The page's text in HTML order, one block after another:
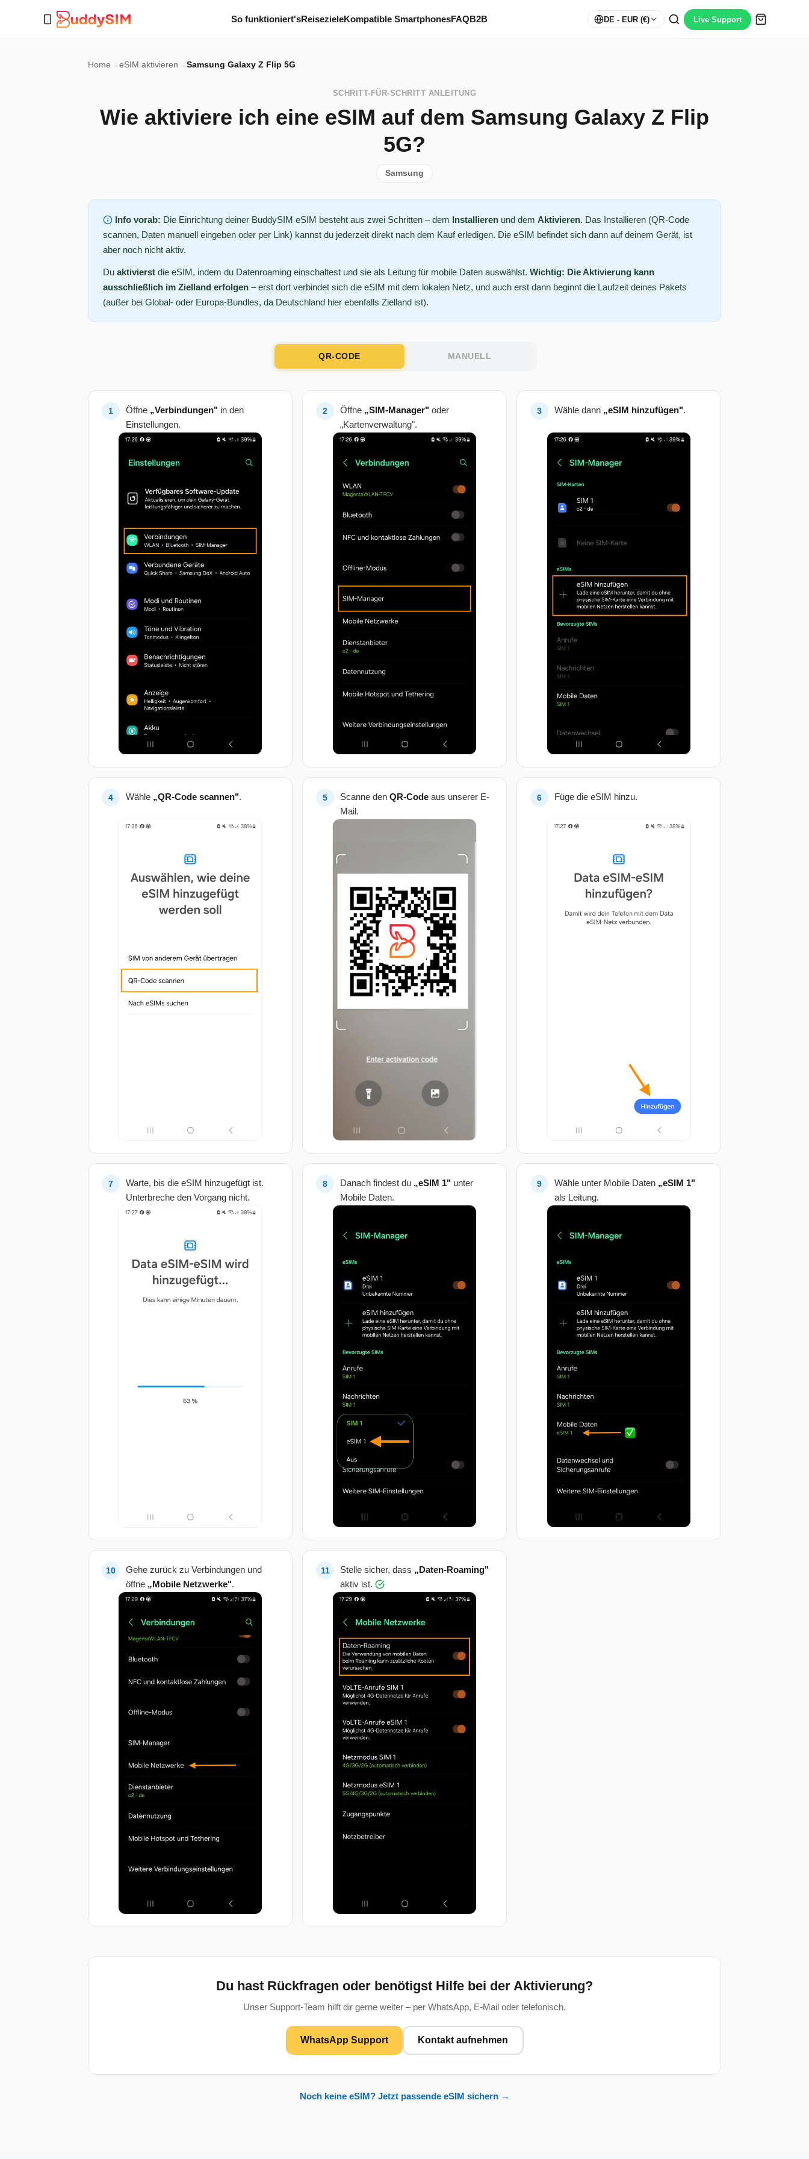
So funktioniert'sReisezieleKompatible SmartphonesFAQB2B DE - EUR (€) Live Support
Home →eSIM aktivieren →Samsung Galaxy Z Flip 5G
SCHRITT-FÜR-SCHRITT ANLEITUNG
Wie aktiviere ich eine eSIM auf dem Samsung Galaxy Z Flip
5G?
Samsung
Info vorab: Die Einrichtung deiner BuddySIM eSIM besteht aus zwei Schritten – dem Installierenund dem Aktivieren. Das Installieren (QR-Code
scannen, Daten manuell eingeben oder per Link) kannst du jederzeit direkt nach dem Kauf erledigen. Die eSIM befindet sich dann auf deinem Gerät, ist
aber noch nicht aktiv.
Du aktivierst die eSIM, indem du Datenroaming einschaltest und sie als Leitung für mobile Daten auswählst. Wichtig: Die Aktivierung kann
ausschließlich im Zielland erfolgen – erst dort verbindet sich die eSIM mit dem lokalen Netz, und auch erst dann beginnt die Laufzeit deines Pakets
(außer bei Global- oder Europa-Bundles, da Deutschland hier ebenfalls Zielland ist).
QR-CODE MANUELL
Öffne „Verbindungen" in den
Einstellungen.
Öffne „SIM-Manager" oder
„Kartenverwaltung".
Wähle dann „eSIM hinzufügen".
Wähle „QR-Code scannen". Scanne den QR-Code aus unserer E-
Mail.
Füge die eSIM hinzu.
Warte, bis die eSIM hinzugefügt ist.
Unterbreche den Vorgang nicht.
Danach findest du „eSIM 1" unter
Mobile Daten.
Wähle unter Mobile Daten „eSIM 1"
als Leitung.
Gehe zurück zu Verbindungen und
öffne „Mobile Netzwerke".
Stelle sicher, dass „Daten-Roaming"
aktiv ist.
Du hast Rückfragen oder benötigst Hilfe bei der Aktivierung?
Unser Support-Team hilft dir gerne weiter – per WhatsApp, E-Mail oder telefonisch.
WhatsApp Support Kontakt aufnehmen
Noch keine eSIM? Jetzt passende eSIM sichern →